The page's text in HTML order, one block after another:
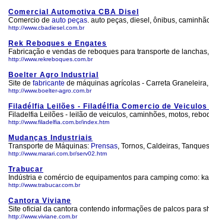
Comercial Automotiva CBA Disel
Comercio de auto peças. auto peças, diesel, ônibus,
http://www.cbadiesel.com.br
Rek Reboques e Engates
Fabricação e vendas de reboques para transporte de
http://www.rekreboques.com.br
Boelter Agro Industrial
Site de fabricante de máquinas agrícolas - Carreta
http://www.boelter-agro.com.br
Filadélfia Leilões - Filadélfia Comercio de Veiculos
Filadelfia Leilões - leilão de veiculos, caminhões, motos,
http://www.filadelfia.com.br/index.htm
Mudanças Industriais
Transporte de Máquinas: Prensas, Tornos, Caldeiras,
http://www.marari.com.br/serv02.htm
Trabucar
Indústria e comércio de equipamentos para camping como:
http://www.trabucar.com.br
Cantora Viviane
Site oficial da cantora contendo informações de palcos para
http://www.viviane.com.br